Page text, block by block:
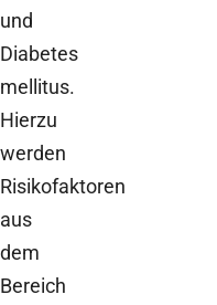
und
Diabetes
mellitus.
Hierzu
werden
Risikofaktoren
aus
dem
Bereich